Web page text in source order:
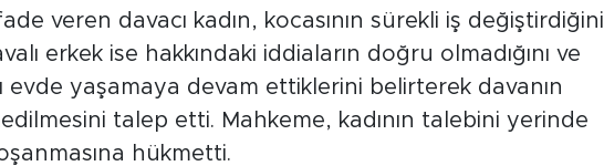
veren davacı kadın, kocasının sürekli iş değiştirdiğini
erkek ise hakkındaki iddiaların doğru olmadığını ve
evde yaşamaya devam ettiklerini belirterek davanın
talep etti. Mahkeme, kadının talebini yerinde
hükmetti.